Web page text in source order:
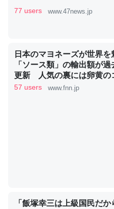
これを元に考えるとカルシ
類は苦労してるんだな…。腹
─ニュース :: 【研究発表】昆虫学
いのか」に関する新仮説
ウチもEchoを実家に置いて
ちぼちRingも置こうかと画
位置情報を共有してる。電
─たまにLINEするくらいだった遠
77 users www.47news.jp
日本のマヨネーズが世界
「ソース類」の輸出額が
更新 人気の裏には卵黄
メリカでは“日本風”が誕生
57 users www.fnn.jp
「飯塚幸三は上級国民だか